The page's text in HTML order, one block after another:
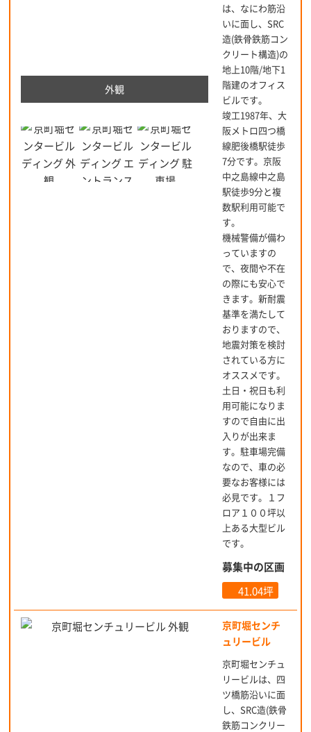
外観
は、なにわ筋沿
いに面し、SRC
造(鉄骨鉄筋コン
クリート構造)の
地上10階/地下1
階建のオフィス
ビルです。
竣工1987年、大
阪メトロ四つ橋
線肥後橋駅徒歩
7分です。京阪
中之島線中之島
駅徒歩9分と複
数駅利用可能で
す。
機械警備が備わ
っていますの
で、夜間や不在
の際にも安心で
きます。新耐震
基準を満たして
おりますので、
地震対策を検討
されている方に
オススメです。
土日・祝日も利
用可能になりま
すので自由に出
入りが出来ま
す。駐車場完備
なので、車の必
要なお客様には
必見です。１フ
ロア１００坪以
上ある大型ビル
です。
募集中の区画
41.04坪
京町堀センチ
ュリービル
京町堀センチュ
リービルは、四
ツ橋筋沿いに面
し、SRC造(鉄骨
鉄筋コンクリー